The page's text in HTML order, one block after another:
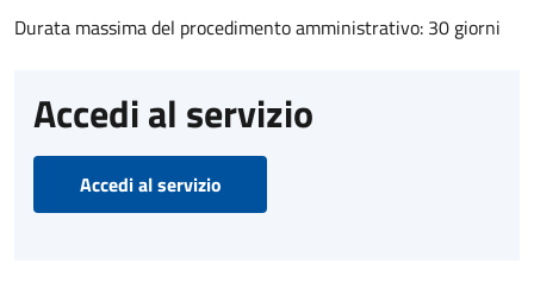
Durata massima del procedimento amministrativo: 30 giorni
Accedi al servizio
Accedi al servizio